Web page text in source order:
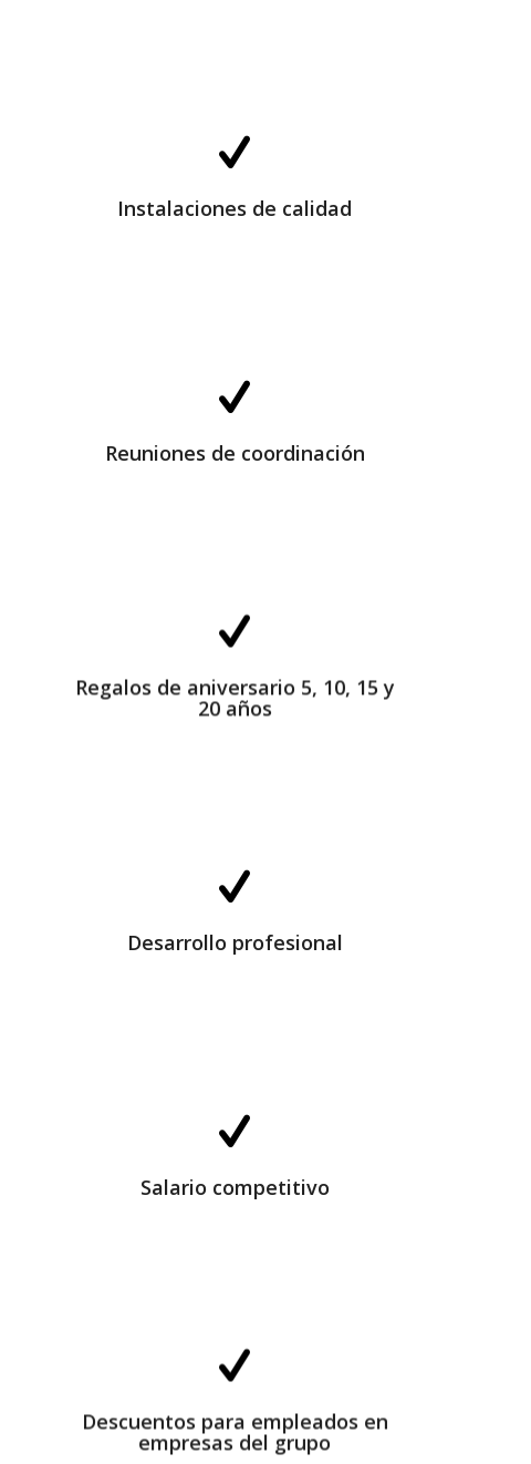
Instalaciones de calidad
Reuniones de coordinación
Regalos de aniversario 5, 10, 15 y
20 años
Desarrollo profesional
Salario competitivo
Descuentos para empleados en
empresas del grupo
del grupo